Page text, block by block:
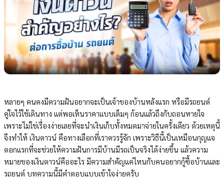
หลายๆ คนคงมีความฝันอยากจะเป็นเจ้าของบ้านหลังแรก หรือมีรถยนต์
คู่ใจไว้ใช้เดินทาง แต่พอเห็นราคาแบบเต็มๆ ก้อนแล้วถึงกับถอนหายใจ
เพราะไม่ใช่เรื่องง่ายเลยที่จะนำเงินเก็บทั้งหมดมาจ่ายในครั้งเดียว ด้วยเหตุนี้
จึงทำให้ เงินดาวน์ คือทางเลือกที่เราควรรู้จัก เพราะวิธีนี้เป็นเหมือนกุญแจ
ดอกแรกที่จะช่วยให้ความฝันการมีบ้านมีรถเป็นจริงได้ง่ายขึ้น แล้วความ
หมายของเงินดาวน์คืออะไร มีความสำคัญแค่ไหนกับคนอยากกู้ซื้อบ้านและ
รถยนต์ บทความนี้มีคำตอบแบบเข้าใจง่ายครับ